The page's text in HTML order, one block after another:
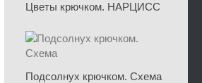
Цветы крючком. НАРЦИСС
Подсолнух крючком. Схема